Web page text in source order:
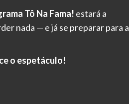
Tô Na Fama! estará a
nada — e já se preparar para a
o espetáculo!